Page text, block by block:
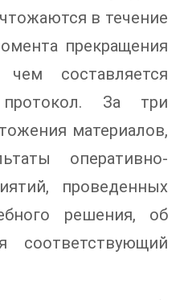
в течение
прекращения
составляется
протокол. За три
материалов,
оперативно-
проведенных
решения, об
соответствующий